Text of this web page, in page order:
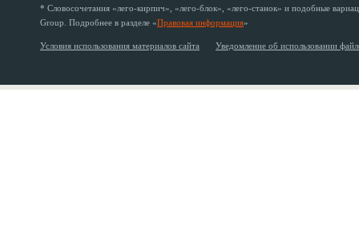
* Словосочетания «лего-кирпич», «лего-блок», «лего-станок» и подобные
Group. Подробнее в разделе «Правовая информация»
Условия использования материалов сайта Уведомление об использовании